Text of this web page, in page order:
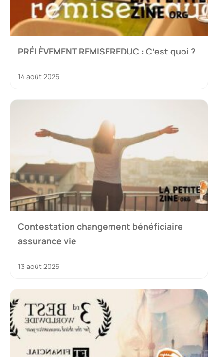
PRÉLÈVEMENT REMISEREDUC : C’est quoi ?
14 août 2025
Contestation changement bénéficiaire
assurance vie
13 août 2025